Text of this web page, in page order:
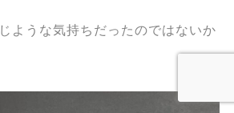
ような気持ちだったのではないか